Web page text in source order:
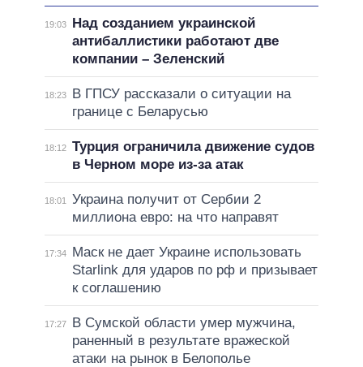
19:03
Над созданием украинской
антибаллистики работают две
компании – Зеленский
18:23
В ГПСУ рассказали о ситуации на
границе с Беларусью
18:12 Турция ограничила движение судов
в Черном море из-за атак
18:01
Украина получит от Сербии 2
миллиона евро: на что направят
17:34
Маск не дает Украине использовать
Starlink для ударов по рф и призывает
к соглашению
17:27
В Сумской области умер мужчина,
раненный в результате вражеской
атаки на рынок в Белополье